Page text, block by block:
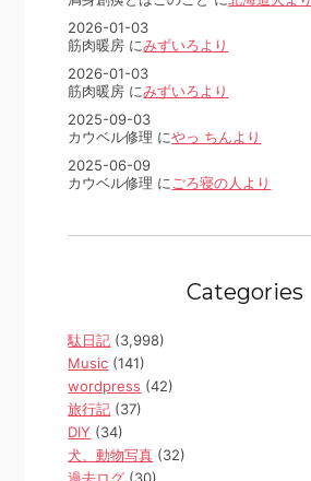
2026-01-03
筋肉暖房 にみずいろより
2026-01-03
筋肉暖房 にみずいろより
2025-09-03
カウベル修理 にやっ ちんより
2025-06-09
カウベル修理 に ごろ寝の人より
Categories
駄日記 (3,998)
Music (141)
wordpress (42)
旅行記 (37)
DIY (34)
犬、動物写真 (32)